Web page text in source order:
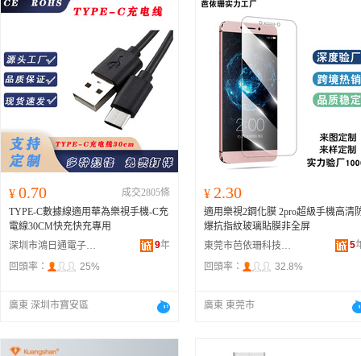
¥ 0.70
成交2805條
TYPE-C數據線適用華為樂視手機-C充
電線30CM快充快充專用
深圳市鴻日通電子有限公司
9年
回頭率：
25%
廣東 深圳市寶安區
¥ 2.30
適用樂視2鋼化膜 2pro超級手機高清
爆抗指紋玻璃貼膜非全屏
東莞市芭依珊科技有限公司
5
回頭率：
32.8%
廣東 東莞市